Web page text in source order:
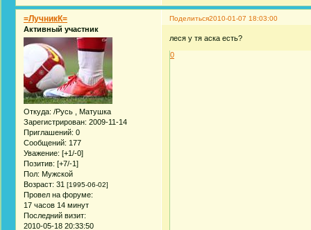
Поделиться2010-01-07 18:03:00
=ЛучникК=
Активный участник
Откуда: /Русь , Матушка
Зарегистрирован: 2009-11-14
Приглашений: 0
Сообщений: 177
Уважение: [+1/-0]
Позитив: [+7/-1]
Пол: Мужской
Возраст: 31 [1995-06-02]
Провел на форуме:
17 часов 14 минут
Последний визит:
2010-05-18 20:33:50
леся у тя аска есть?
0